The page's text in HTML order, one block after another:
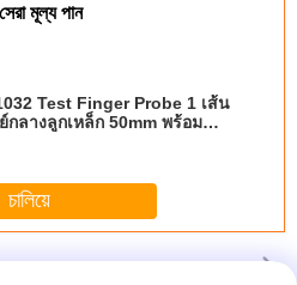
মূল্য পান
Test Finger Probe 1 เส้น
กลางลูกเหล็ก 50mm พร้อม
চালিয়ে